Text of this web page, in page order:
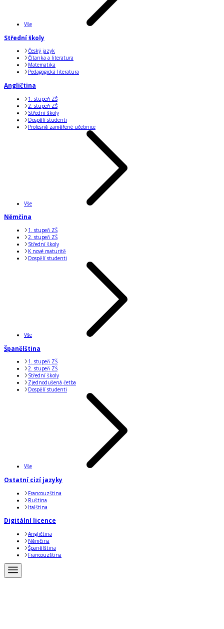
Vše
Střední školy
Český jazyk
Čítanka a literatura
Matematika
Pedagogická literatura
Angličtina
1. stupeň ZŠ
2. stupeň ZŠ
Střední školy
Dospělí studenti
Profesně zaměřené učebnice
Vše
Němčina
1. stupeň ZŠ
2. stupeň ZŠ
Střední školy
K nové maturitě
Dospělí studenti
Vše
Španělština
1. stupeň ZŠ
2. stupeň ZŠ
Střední školy
Zjednodušená četba
Dospělí studenti
Vše
Ostatní cizí jazyky
Francouzština
Ruština
Italština
Digitální licence
Angličtina
Němčina
Španělština
Francouzština